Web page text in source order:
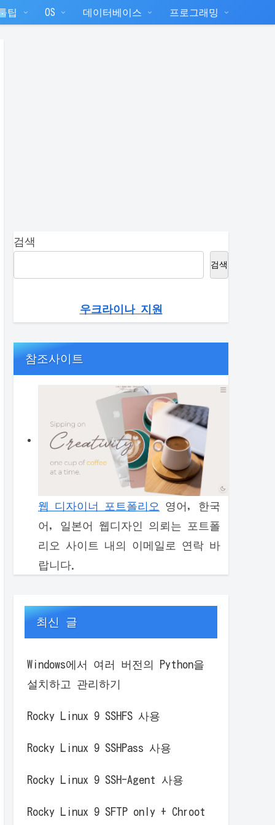
팁 OS 데이터베이스 프로그래밍
검색
검색
우크라이나 지원
참조사이트
웹 디자이너 포트폴리오
영어, 한국
어, 일본어 웹디자인 의뢰는 포트폴
리오 사이트 내의 이메일로 연락 바
랍니다.
최신 글
Windows에서 여러 버전의 Python을
설치하고 관리하기
Rocky Linux 9 SSHFS 사용
Rocky Linux 9 SSHPass 사용
Rocky Linux 9 SSH-Agent 사용
Rocky Linux 9 SFTP only + Chroot